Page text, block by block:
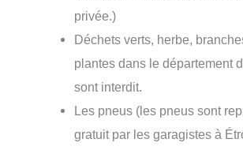
privée.)
Déchets verts, herbe,
plantes dans le département
sont interdit.
Les pneus (les pneus sont
gratuit par les garagistes à